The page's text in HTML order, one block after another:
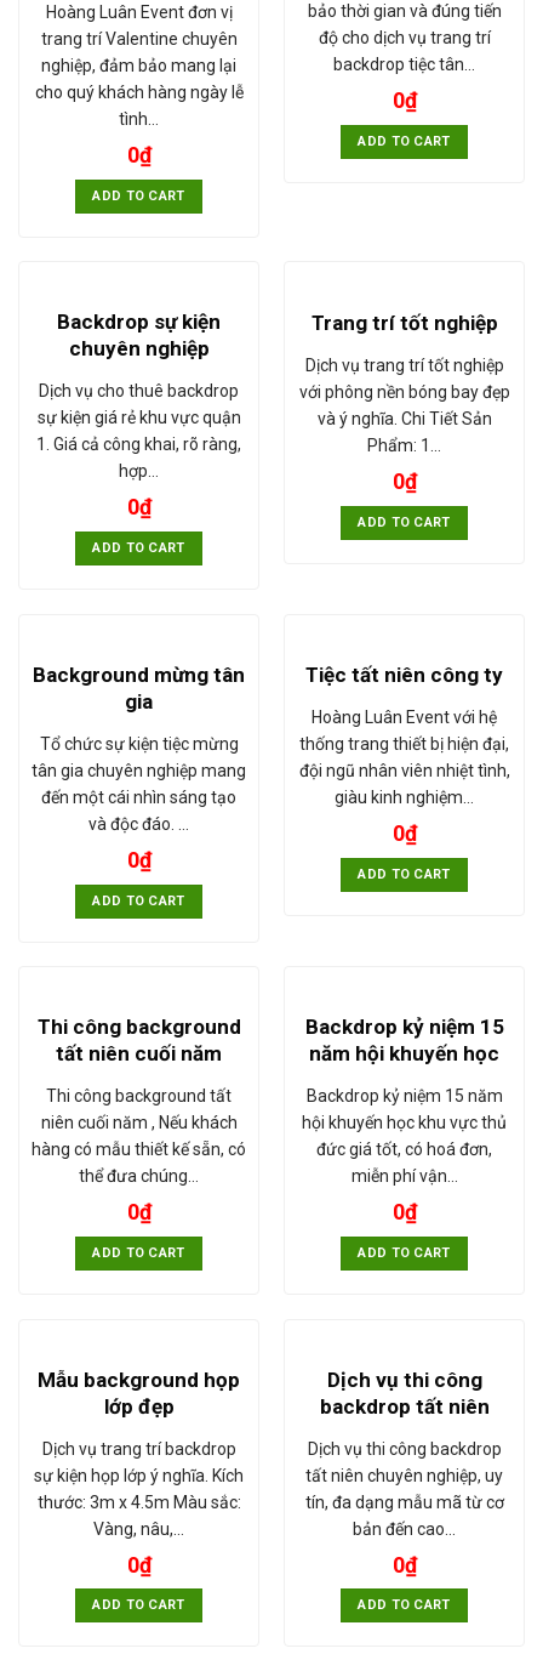
Hoàng Luân Event đơn vị
trang trí Valentine chuyên
nghiệp, đảm bảo mang lại
cho quý khách hàng ngày lễ
tình…
0₫
ADD TO CART
bảo thời gian và đúng tiến
độ cho dịch vụ trang trí
backdrop tiệc tân…
0₫
ADD TO CART
Backdrop sự kiện
chuyên nghiệp
Dịch vụ cho thuê backdrop
sự kiện giá rẻ khu vực quận
1. Giá cả công khai, rõ ràng,
hợp…
0₫
ADD TO CART
Trang trí tốt nghiệp
Dịch vụ trang trí tốt nghiệp
với phông nền bóng bay đẹp
và ý nghĩa. Chi Tiết Sản
Phẩm: 1…
0₫
ADD TO CART
Background mừng tân
gia
Tổ chức sự kiện tiệc mừng
tân gia chuyên nghiệp mang
đến một cái nhìn sáng tạo
và độc đáo. …
0₫
ADD TO CART
Tiệc tất niên công ty
Hoàng Luân Event với hệ
thống trang thiết bị hiện đại,
đội ngũ nhân viên nhiệt tình,
giàu kinh nghiệm…
0₫
ADD TO CART
Thi công background
tất niên cuối năm
Thi công background tất
niên cuối năm , Nếu khách
hàng có mẫu thiết kế sẵn, có
thể đưa chúng…
0₫
ADD TO CART
Backdrop kỷ niệm 15
năm hội khuyến học
Backdrop kỷ niệm 15 năm
hội khuyến học khu vực thủ
đức giá tốt, có hoá đơn,
miễn phí vận…
0₫
ADD TO CART
Mẫu background họp
lớp đẹp
Dịch vụ trang trí backdrop
sự kiện họp lớp ý nghĩa. Kích
thước: 3m x 4.5m Màu sắc:
Vàng, nâu,…
0₫
ADD TO CART
Dịch vụ thi công
backdrop tất niên
Dịch vụ thi công backdrop
tất niên chuyên nghiệp, uy
tín, đa dạng mẫu mã từ cơ
bản đến cao…
0₫
ADD TO CART